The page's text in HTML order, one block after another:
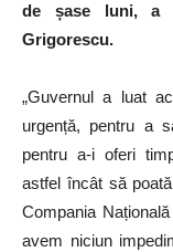
de șase luni, a
Grigorescu.
„Guvernul a luat
urgență, pentru a
pentru a-i oferi
astfel încât să
Compania
avem niciun